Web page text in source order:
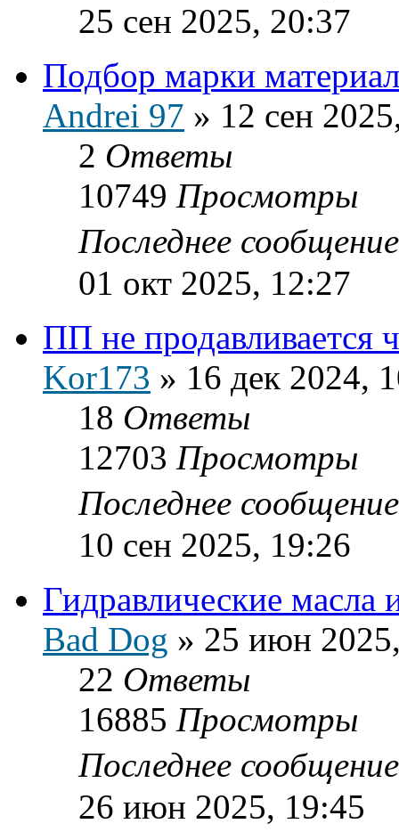
25 сен 2025, 20:37
Подбор марки
Andrei 97 » 12 сен
2 Ответы
10749 Просмотры
Последнее
01 окт 2025, 12:27
ПП не продавливается
Kor173 » 16 дек 2024,
18 Ответы
12703 Просмотры
Последнее
10 сен 2025, 19:26
Гидравлические масла
Bad Dog » 25 июн
22 Ответы
16885 Просмотры
Последнее
26 июн 2025, 19:45